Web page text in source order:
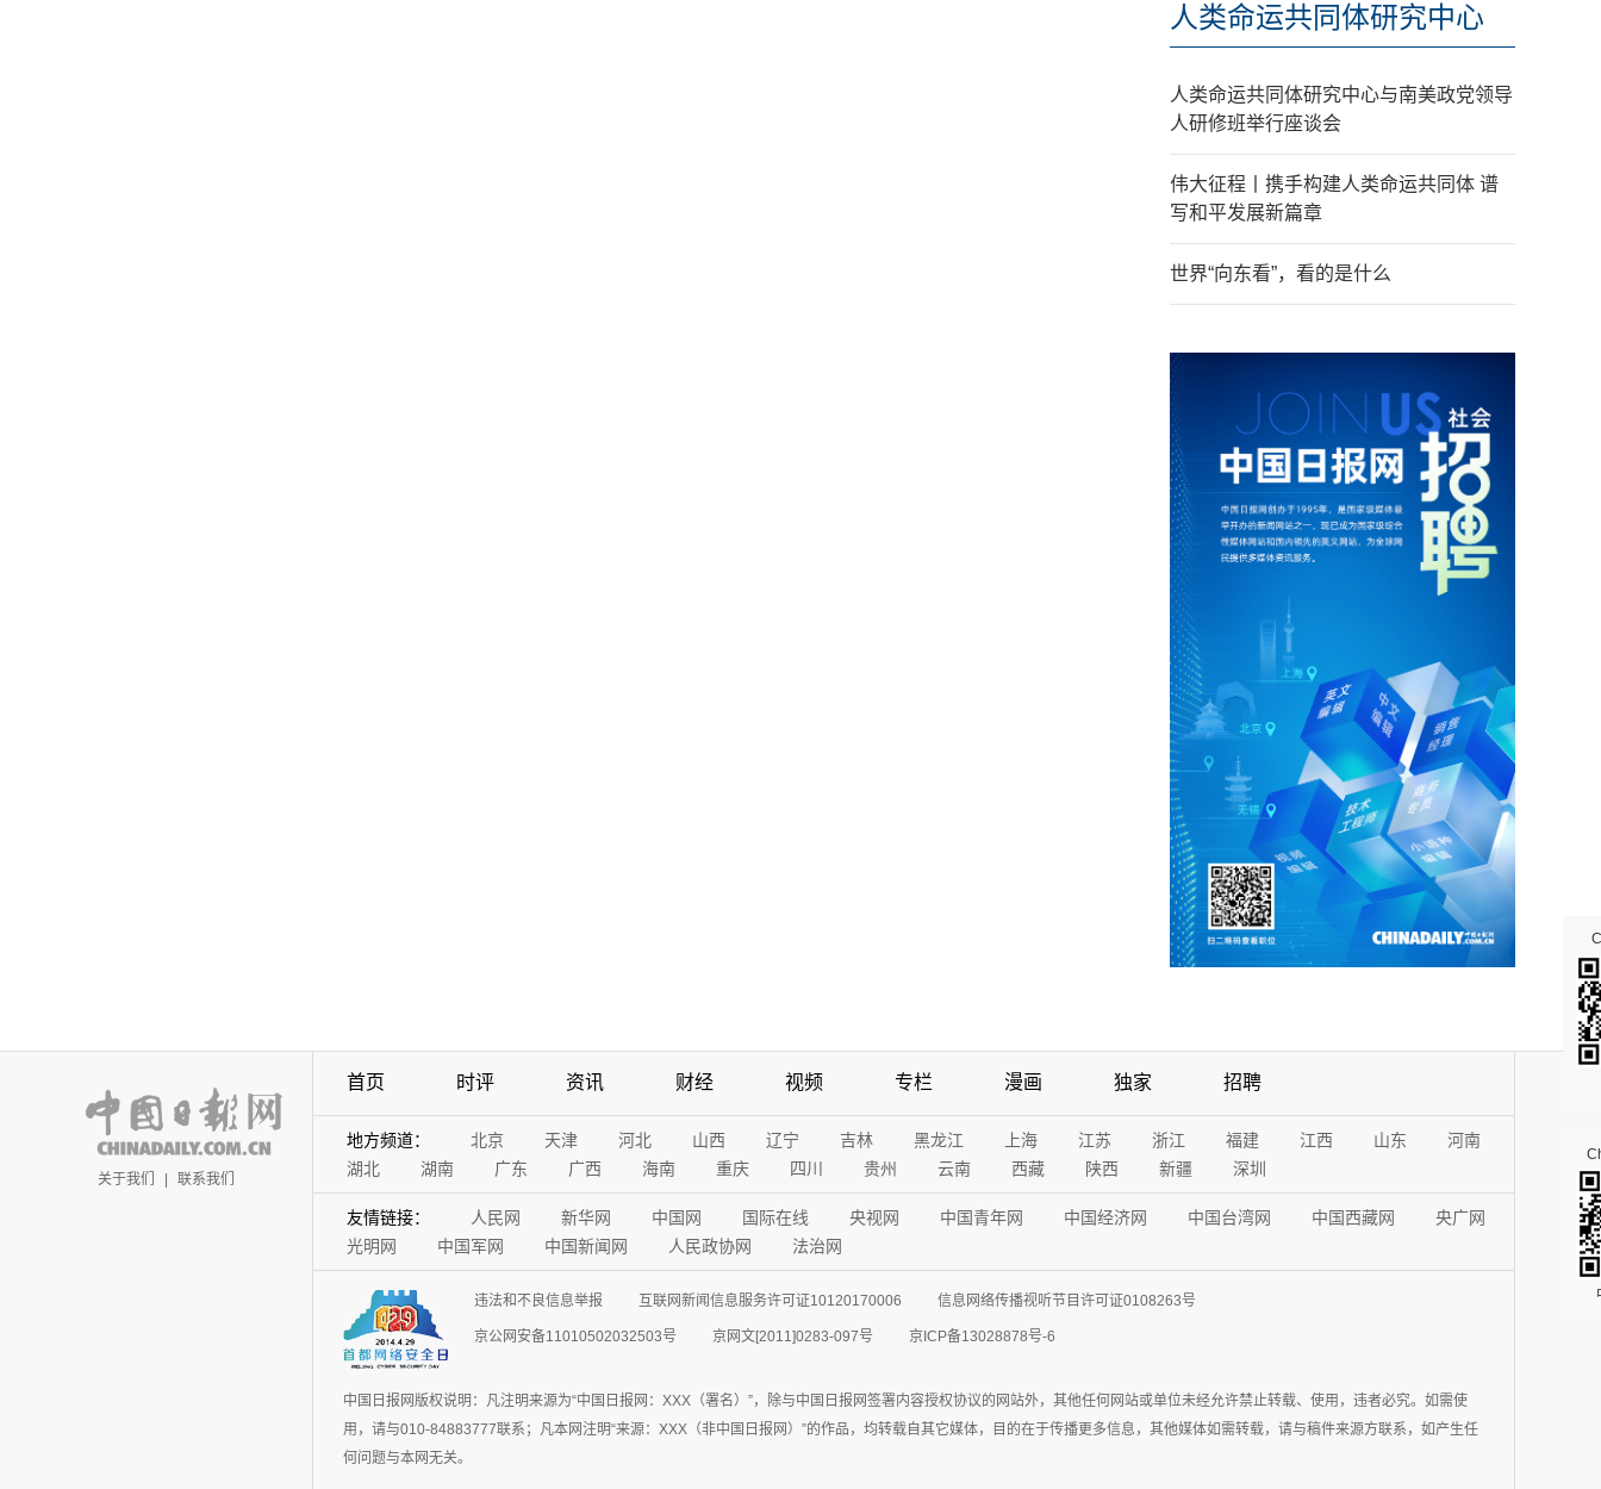
人类命运共同体研究中心
人类命运共同体研究中心与南美政党领导
人研修班举行座谈会
伟大征程丨携手构建人类命运共同体 谱
写和平发展新篇章
世界“向东看”，看的是什么
关于我们 | 联系我们
首页 时评 资讯 财经 视频 专栏 漫画 独家 招聘
地方频道： 北京 天津 河北 山西 辽宁 吉林 黑龙江 上海 江苏 浙江 福建 江西 山东
河南
湖北
湖南 广东 广西 海南 重庆 四川 贵州 云南 西藏 陕西 新疆 深圳
友情链接： 人民网 新华网 中国网 国际在线 央视网 中国青年网 中国经济网 中国台湾网 中国西藏网
央广网
光明网
中国军网 中国新闻网 人民政协网 法治网
违法和不良信息举报 互联网新闻信息服务许可证10120170006 信息网络传播视听节目许可证0108263号
京公网安备11010502032503号 京网文[2011]0283-097号 京ICP备13028878号-6
中国日报网版权说明：凡注明来源为“中国日报网：XXX（署名）”，除与中国日报网签署内容授权协议的网站外，其他任何网站或单位未经允许禁止转载、使用，违者必究。如需使
用，请与010-84883777联系；凡本网注明“来源：XXX（非中国日报网）”的作品，均转载自其它媒体，目的在于传播更多信息，其他媒体如需转载，请与稿件来源方联系，如产生任
何问题与本网无关。